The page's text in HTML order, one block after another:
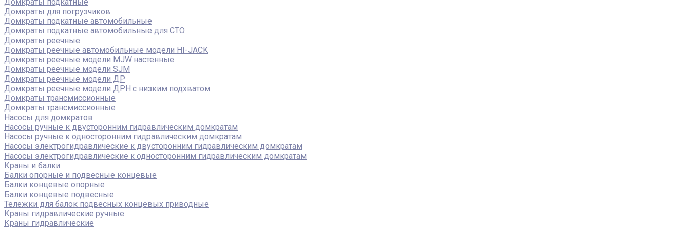
Домкраты для погрузчиков
Домкраты подкатные автомобильные
Домкраты подкатные автомобильные для СТО
Домкраты реечные
Домкраты реечные автомобильные модели HI-JACK
Домкраты реечные модели MJW настенные
Домкраты реечные модели SJM
Домкраты реечные модели ДР
Домкраты реечные модели ДРН с низким подхватом
Домкраты трансмиссионные
Домкраты трансмиссионные
Насосы для домкратов
Насосы ручные к двусторонним гидравлическим домкратам
Насосы ручные к односторонним гидравлическим домкратам
Насосы электрогидравлические к двусторонним гидравлическим домкратам
Насосы электрогидравлические к односторонним гидравлическим домкратам
Краны и балки
Балки опорные и подвесные концевые
Балки концевые опорные
Балки концевые подвесные
Тележки для балок подвесных концевых приводные
Краны гидравлические ручные
Краны гидравлические